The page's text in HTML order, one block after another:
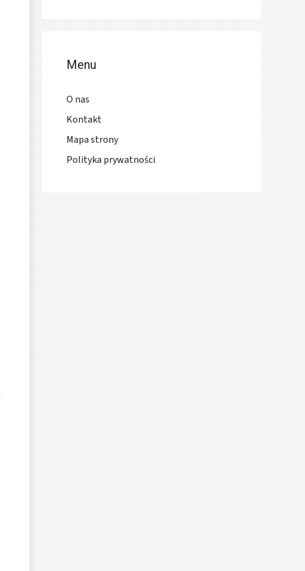
Menu
O nas
Kontakt
Mapa strony
Polityka prywatności